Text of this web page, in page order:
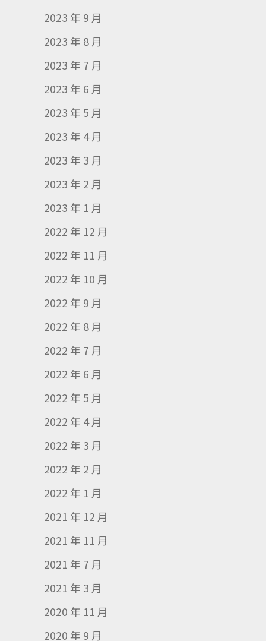
2023 年 9 月
2023 年 8 月
2023 年 7 月
2023 年 6 月
2023 年 5 月
2023 年 4 月
2023 年 3 月
2023 年 2 月
2023 年 1 月
2022 年 12 月
2022 年 11 月
2022 年 10 月
2022 年 9 月
2022 年 8 月
2022 年 7 月
2022 年 6 月
2022 年 5 月
2022 年 4 月
2022 年 3 月
2022 年 2 月
2022 年 1 月
2021 年 12 月
2021 年 11 月
2021 年 7 月
2021 年 3 月
2020 年 11 月
2020 年 9 月